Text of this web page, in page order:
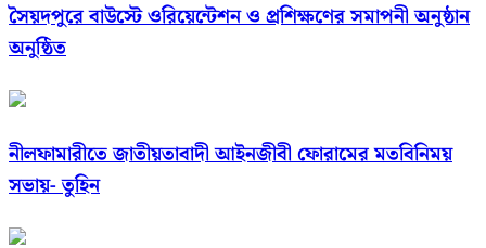
সৈয়দপুরে বাউস্টে ওরিয়েন্টেশন ও প্রশিক্ষণের সমাপনী অনুষ্ঠান
অনুষ্ঠিত
নীলফামারীতে জাতীয়তাবাদী আইনজীবী ফোরামের মতবিনিময়
সভায়- তুহিন